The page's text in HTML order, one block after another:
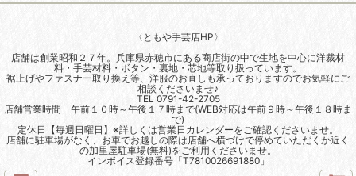
〈ともや手芸店HP〉
店舗は創業昭和２７年。兵庫県赤穂市にある商店街の中で生地を中心に洋裁材
料・手芸材料・ボタン・裏地・芯地等取り扱っています。
裾上げやファスナー取り換え等、洋服のお直しも承っておりますのでお気軽にご
相談くださいませ♪
TEL 0791-42-2705
店舗営業時間 午前１０時～午後１７時まで(WEB対応は午前９時～午後１８時ま
で)
定休日【毎週日曜日】※詳しくは営業日カレンダーをご確認くださいませ。
店舗に駐車場がなく、お車でお越しの際は店舗へ横づけで停めていただくか近く
の加里屋駐車場(無料)をご利用くださいませ。
インボイス登録番号「T7810026691880」